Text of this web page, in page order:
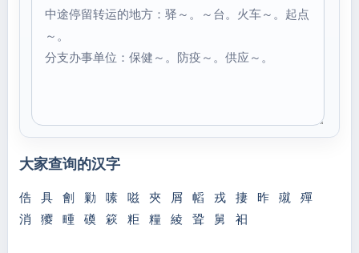
中途停留转运的地方：驿～。～台。火车～。起点
～。
分支办事单位：保健～。防疫～。供应～。
大家查询的汉字
俈 具 劊 勦 嗉 嗞 夾 屑 幍 戎 捿 昨 殧
殫
消
獿 畽 磸 篍 粔 糧 綾 聓 舅 衵